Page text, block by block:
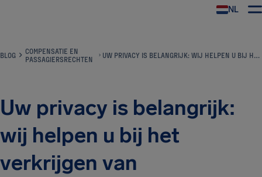
NL
BLOG
COMPENSATIE EN
PASSAGIERSRECHTEN
UW PRIVACY IS BELANGRIJK: WIJ HELPEN U BIJ HET VERKRIJGEN VAN COMPENSATIE VOOR DATALEKKEN
Uw privacy is belangrijk:
wij helpen u bij het
verkrijgen van